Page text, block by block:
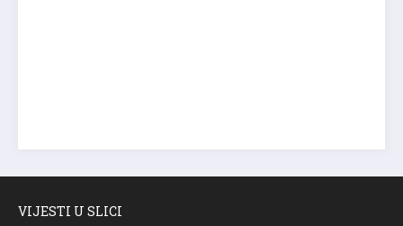
VIJESTI U SLICI